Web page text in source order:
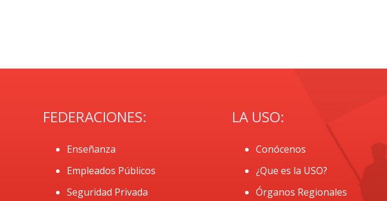
FEDERACIONES:
Enseñanza
Empleados Públicos
Seguridad Privada
LA USO:
Conócenos
¿Que es la USO?
Órganos Regionales